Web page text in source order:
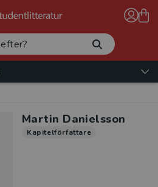
Martin Danielsson
Kapitelförfattare